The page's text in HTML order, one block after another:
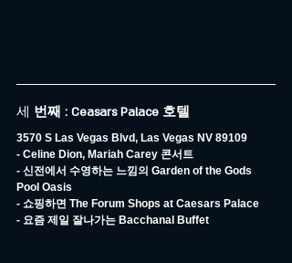
세 번째 : Ceasars Palace 호텔
3570 S Las Vegas Blvd, Las Vegas NV 89109
- Celine Dion, Mariah Carey 콘서트
- 신전에서 수영하는 느낌의 Garden of the Gods
Pool Oasis
- 쇼핑하면 The Forum Shops at Caesars Palace
- 요즘 제일 잘나가는 Bacchanal Buffet